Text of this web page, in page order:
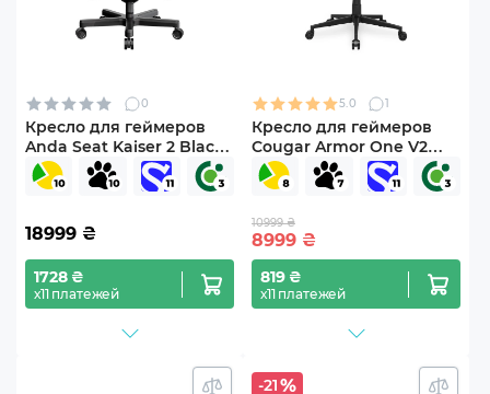
0
Кресло для геймеров
Anda Seat Kaiser 2 Black
Size XL
18999 ₴
1728 ₴
х11 платежей
5.0 1
Кресло для геймеров
Cougar Armor One V2
Gold
10999 ₴
8999 ₴
819 ₴
х11 платежей
-21